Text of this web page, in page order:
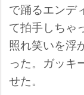
で踊るエンデ
て拍手しちゃ
照れ笑いを浮
った。ガッキ
せた。